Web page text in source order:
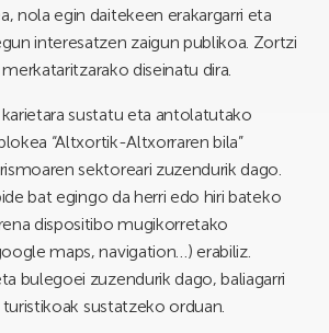
nola egin daitekeen erakargarri eta
interesatzen zaigun publikoa. Zortzi
diseinatu dira.
sustatu eta antolatutako
“Altxortik-Altxorraren bila”
sektoreari zuzendurik dago.
bat egingo da herri edo hiri bateko
dispositibo mugikorretako
maps, navigation…) erabiliz.
bulegoei zuzendurik dago, baliagarri
sustatzeko orduan.